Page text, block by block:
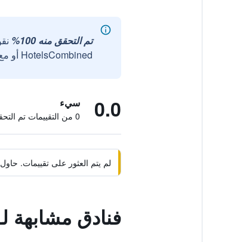
تم التحقق منه 100%
HotelsCombined أو مع شركائنا الخارجيين الموثوقين.
0.0 سيء
0 من التقييمات تم التحقق منها
لم يتم العثور على تقييمات.
فنادق مشابهة